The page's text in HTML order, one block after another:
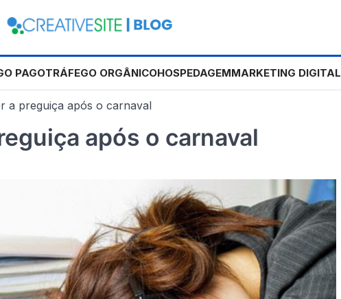
PAGOTRÁFEGO ORGÂNICOHOSPEDAGEMMARKETING DIGITAL
a preguiça após o carnaval
após o carnaval